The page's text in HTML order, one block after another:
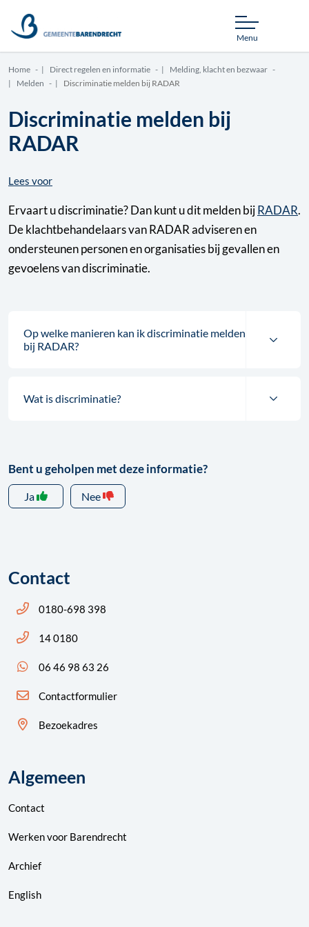
Menu
Home Direct regelen en informatie
Melding, klacht en bezwaar
Melden
Discriminatie melden bij RADAR
Discriminatie melden bij
RADAR
Lees voor
Ervaart u discriminatie? Dan kunt u dit melden bijRADAR.
De klachtbehandelaars van RADAR adviseren en
ondersteunen personen en organisaties bij gevallen en
gevoelens van discriminatie.
Op welke manieren kan ik discriminatie melden
bij RADAR?
Wat is discriminatie?
Bent u geholpen met deze informatie?
Ja Nee
Contact
Bel ons: 14 0180
0180-698 398
Bel ons: 14 0180
14 0180
App ons: 06 46 98 63 26 (WhatsApp)
06 46 98 63 26
Contactformulier
Bezoekadres
Algemeen
Contact
Werken voor Barendrecht
Archief
English